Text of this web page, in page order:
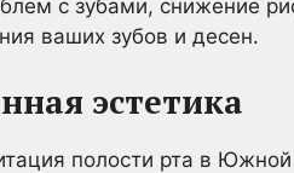
с зубами, снижение
ваших зубов и десен.
эстетика
полости рта в